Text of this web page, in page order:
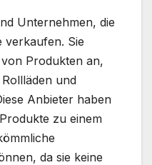
Unternehmen, die
verkaufen. Sie
Produkten an,
und
Anbieter haben
zu einem
da sie keine